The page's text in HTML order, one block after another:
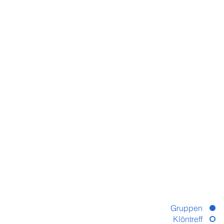
Gruppen
Klöntreff